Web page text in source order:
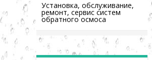
Установка, обслуживание,
ремонт, сервис систем
обратного осмоса